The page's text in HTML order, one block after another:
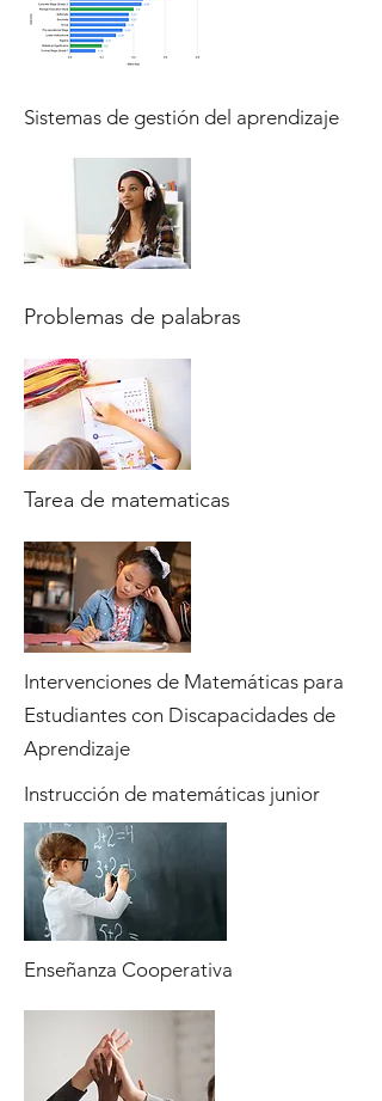
Sistemas de gestión del aprendizaje
Problemas de palabras
Tarea de matematicas
Intervenciones de Matemáticas para
Estudiantes con Discapacidades de
Aprendizaje
Instrucción de matemáticas junior
Enseñanza Cooperativa